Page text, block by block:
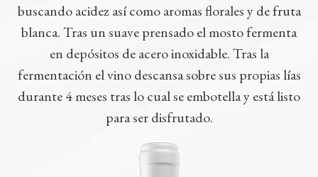
buscando acidez así como aromas florales y de fruta
blanca. Tras un suave prensado el mosto fermenta
en depósitos de acero inoxidable. Tras la
fermentación el vino descansa sobre sus propias lías
durante 4 meses tras lo cual se embotella y está listo
para ser disfrutado.